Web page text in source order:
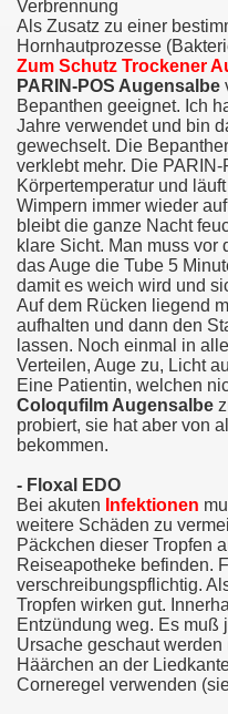
Verbrennung
Als Zusatz zu einer
Hornhautprozesse
Zum Schutz Trockener
PARIN-POS Augensalbe
Bepanthen geeignet. Ich
Jahre verwendet und bin
gewechselt. Die
verklebt mehr. Die
Körpertemperatur und
Wimpern immer wieder
bleibt die ganze Nacht
klare Sicht. Man muss vor
das Auge die Tube 5
damit es weich wird und
Auf dem Rücken liegend
aufhalten und dann den
lassen. Noch einmal in
Verteilen, Auge zu, Licht
Eine Patientin, welchen
Coloqufilm Augensalbe
probiert, sie hat aber von
bekommen.
- Floxal EDO
Bei akuten Infektionen
weitere Schäden zu
Päckchen dieser Tropfen
Reiseapotheke befinden.
verschreibungspflichtig.
Tropfen wirken gut.
Entzündung weg. Es muß
Ursache geschaut
Häärchen an der
Corneregel verwenden